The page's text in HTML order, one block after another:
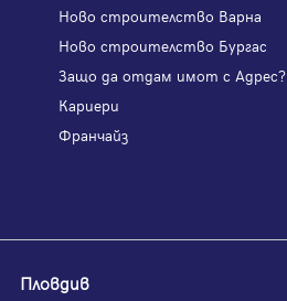
Ново строителство Варна
Ново строителство Бургас
Защо да отдам имот с Адрес?
Кариери
Франчайз
Пловдив